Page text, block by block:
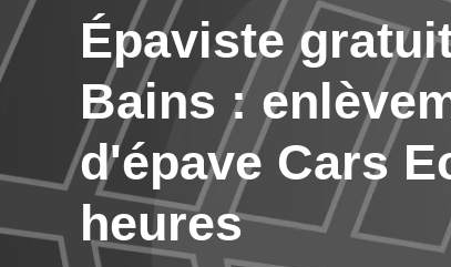
Épaviste
Bains :
d'épave Cars
heures